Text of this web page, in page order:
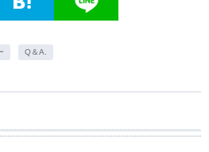
Q＆A.